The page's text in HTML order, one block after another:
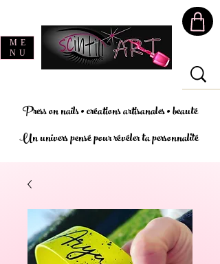
ME
NU
Press on nails • créations artisanales • beauté
Un univers pensé pour révéler ta personnalité